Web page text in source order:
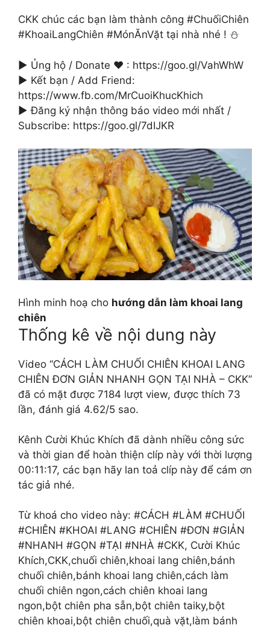
CKK chúc các bạn làm thành công #ChuốiChiên
#KhoaiLangChiên #MónĂnVặt tại nhà nhé ! ⛄
► Ủng hộ / Donate ❤ : https://goo.gl/VahWhW
► Kết bạn / Add Friend:
https://www.fb.com/MrCuoiKhucKhich
► Đăng ký nhận thông báo video mới nhất /
Subscribe: https://goo.gl/7dIJKR
Hình minh hoạ cho hướng dẫn làm khoai lang
chiên
Thống kê về nội dung này
Video “CÁCH LÀM CHUỐI CHIÊN KHOAI LANG
CHIÊN ĐƠN GIẢN NHANH GỌN TẠI NHÀ – CKK”
đã có mặt được 7184 lượt view, được thích 73
lần, đánh giá 4.62/5 sao.
Kênh Cười Khúc Khích đã dành nhiều công sức
và thời gian để hoàn thiện clíp này với thời lượng
00:11:17, các bạn hãy lan toả clíp này để cám ơn
tác giả nhé.
Từ khoá cho video này: #CÁCH #LÀM #CHUỐI
#CHIÊN #KHOAI #LANG #CHIÊN #ĐƠN #GIẢN
#NHANH #GỌN #TẠI #NHÀ #CKK, Cười Khúc
Khích,CKK,chuối chiên,khoai lang chiên,bánh
chuối chiên,bánh khoai lang chiên,cách làm
chuối chiên ngon,cách chiên khoai lang
ngon,bột chiên pha sẵn,bột chiên taiky,bột
chiên khoai,bột chiên chuối,quà vặt,làm bánh